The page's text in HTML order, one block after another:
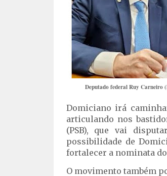
Deputado federal Ruy Carneiro
Domiciano irá
articulando nos
(PSB), que vai
possibilidade de
fortalecer a nominata
O movimento também